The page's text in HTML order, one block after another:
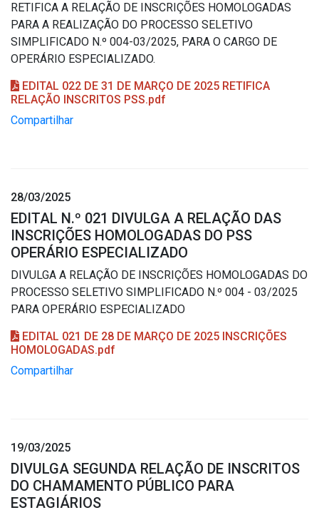
RETIFICA A RELAÇÃO DE INSCRIÇÕES HOMOLOGADAS
PARA A REALIZAÇÃO DO PROCESSO SELETIVO
SIMPLIFICADO N.º 004-03/2025, PARA O CARGO DE
OPERÁRIO ESPECIALIZADO.
EDITAL 022 DE 31 DE MARÇO DE 2025 RETIFICA
RELAÇÃO INSCRITOS PSS.pdf
Compartilhar
28/03/2025
EDITAL N.º 021 DIVULGA A RELAÇÃO DAS
INSCRIÇÕES HOMOLOGADAS DO PSS
OPERÁRIO ESPECIALIZADO
DIVULGA A RELAÇÃO DE INSCRIÇÕES HOMOLOGADAS DO
PROCESSO SELETIVO SIMPLIFICADO N.º 004 - 03/2025
PARA OPERÁRIO ESPECIALIZADO
EDITAL 021 DE 28 DE MARÇO DE 2025 INSCRIÇÕES
HOMOLOGADAS.pdf
Compartilhar
19/03/2025
DIVULGA SEGUNDA RELAÇÃO DE INSCRITOS
DO CHAMAMENTO PÚBLICO PARA
ESTAGIÁRIOS